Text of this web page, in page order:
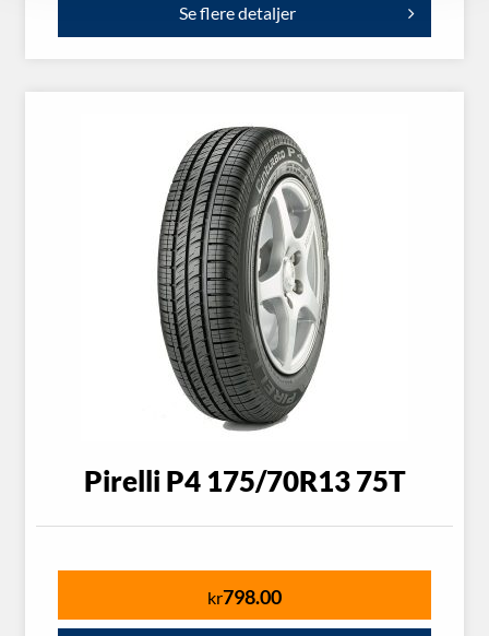
Se flere detaljer
Pirelli P4 175/70R13 75T
kr798.00